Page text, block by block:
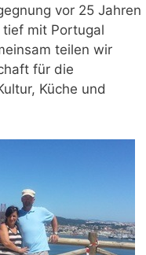
vor 25 Jahren
mit Portugal
teilen wir
für die
Küche und